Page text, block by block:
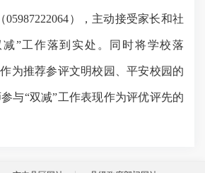
05987222064），主动接受家长和社
”工作落到实处。同时将学校落
为推荐参评文明校园、平安校园的
与“双减”工作表现作为评优评先的